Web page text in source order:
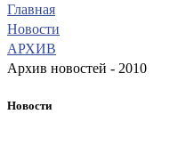
Главная
Новости
АРХИВ
Архив новостей - 2010
Новости